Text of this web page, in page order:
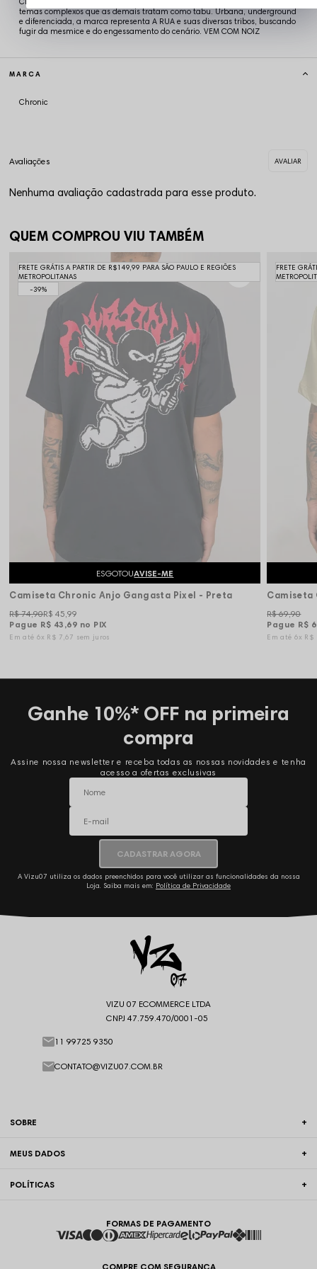
temas complexos que as demais tratam como tabu. Urbana, underground
e diferenciada, a marca representa A RUA e suas diversas tribos, buscando
fugir da mesmice e do engessamento do cenário. VEM COM NOIZ
MARCA
Chronic
Nenhuma avaliação cadastrada para esse produto.
QUEM COMPROU VIU TAMBÉM
39%
FRETE GRÁTIS A PARTIR DE R$149,99 PARA SÃO PAULO E REGIÕES
METROPOLITANAS
ESGOTOUAVISE-ME
Camiseta Chronic Anjo Gangasta Pixel - Preta
Pague R$ 43,69 no PIX
R$ 74,90R$ 45,99
6x R$ 7,67 sem juros
FRETE
Camiseta
Pague R$
R$ 69,90
6x R$
Ganhe 10%* OFF na primeira
compra
Assine nossa newsletter e receba todas as nossas novidades e tenha
acesso a ofertas exclusivas
CADASTRAR AGORA
A Vizu07 utiliza os dados preenchidos para você utilizar as funcionalidades da nossa
Loja. Saiba mais em: Política de Privacidade
SOBRE
MEUS DADOS
POLÍTICAS
VIZU 07 ECOMMERCE LTDA
CNPJ 47.759.470/0001-05
11 99725 9350
CONTATO@VIZU07.COM.BR
FORMAS DE PAGAMENTO
COMPRE COM SEGURANÇA